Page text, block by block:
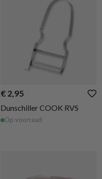
€ 2,95
Dunschiller COOK RVS
Op voorraad